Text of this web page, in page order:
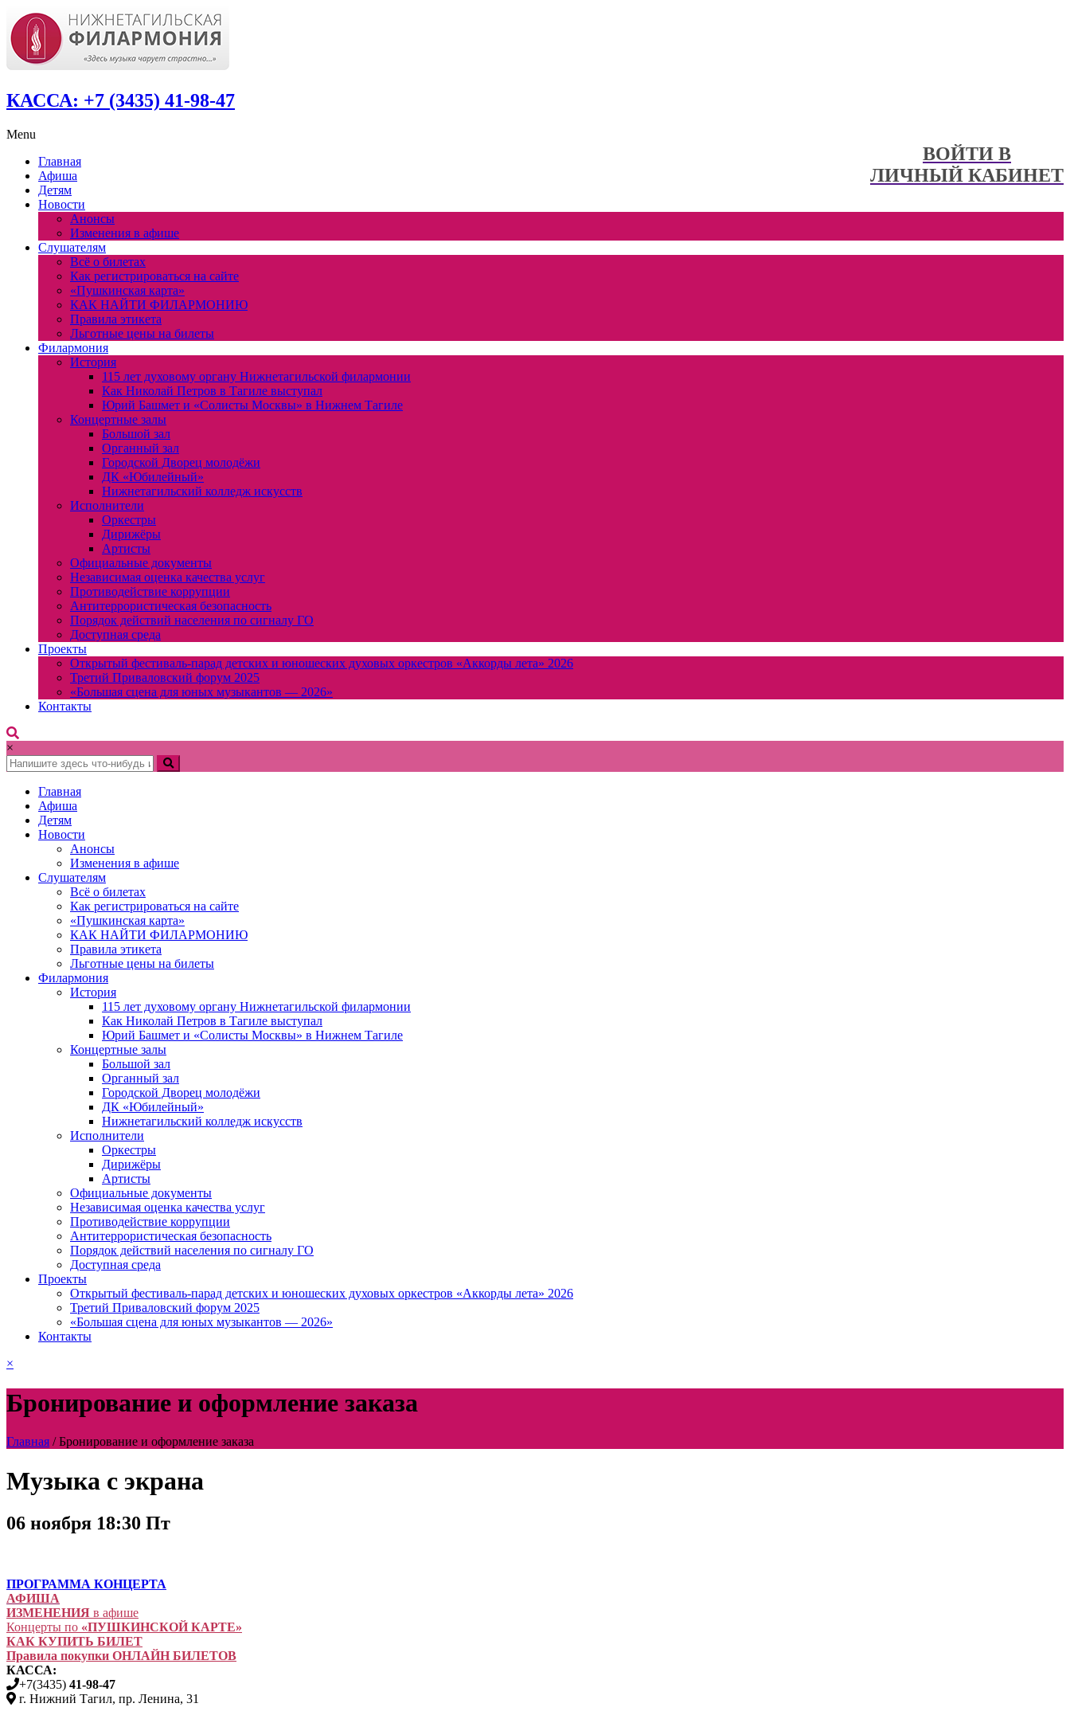
КАССА: +7 (3435) 41-98-47
ВОЙТИ В
ЛИЧНЫЙ КАБИНЕТ
Menu
Главная
Афиша
Детям
Новости
Анонсы
Изменения в афише
Слушателям
Всё о билетах
Как регистрироваться на сайте
«Пушкинская карта»
КАК НАЙТИ ФИЛАРМОНИЮ
Правила этикета
Льготные цены на билеты
Филармония
История
115 лет духовому органу Нижнетагильской филармонии
Как Николай Петров в Тагиле выступал
Юрий Башмет и «Солисты Москвы» в Нижнем Тагиле
Концертные залы
Большой зал
Органный зал
Городской Дворец молодёжи
ДК «Юбилейный»
Нижнетагильский колледж искусств
Исполнители
Оркестры
Дирижёры
Артисты
Официальные документы
Независимая оценка качества услуг
Противодействие коррупции
Антитеррористическая безопасность
Порядок действий населения по сигналу ГО
Доступная среда
Проекты
Открытый фестиваль-парад детских и юношеских духовых оркестров «Аккорды лета» 2026
Третий Приваловский форум 2025
«Большая сцена для юных музыкантов — 2026»
Контакты
×
Главная
Афиша
Детям
Новости
Анонсы
Изменения в афише
Слушателям
Всё о билетах
Как регистрироваться на сайте
«Пушкинская карта»
КАК НАЙТИ ФИЛАРМОНИЮ
Правила этикета
Льготные цены на билеты
Филармония
История
115 лет духовому органу Нижнетагильской филармонии
Как Николай Петров в Тагиле выступал
Юрий Башмет и «Солисты Москвы» в Нижнем Тагиле
Концертные залы
Большой зал
Органный зал
Городской Дворец молодёжи
ДК «Юбилейный»
Нижнетагильский колледж искусств
Исполнители
Оркестры
Дирижёры
Артисты
Официальные документы
Независимая оценка качества услуг
Противодействие коррупции
Антитеррористическая безопасность
Порядок действий населения по сигналу ГО
Доступная среда
Проекты
Открытый фестиваль-парад детских и юношеских духовых оркестров «Аккорды лета» 2026
Третий Приваловский форум 2025
«Большая сцена для юных музыкантов — 2026»
Контакты
×
Бронирование и оформление заказа
Главная /Бронирование и оформление заказа
Музыка с экрана
06 ноября 18:30 Пт
ПРОГРАММА КОНЦЕРТА
АФИША
ИЗМЕНЕНИЯ в афише
Концерты по «ПУШКИНСКОЙ КАРТЕ»
КАК КУПИТЬ БИЛЕТ
Правила покупки ОНЛАЙН БИЛЕТОВ
КАССА:
+7(3435) 41-98-47
г. Нижний Тагил, пр. Ленина, 31